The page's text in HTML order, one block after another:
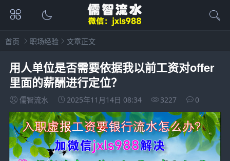
首页 职场经验 文章正文
用人单位是否需要依据我以前工资对offer
里面的薪酬进行定位？
儒智流水 2025年11月14日 08:34 3227 0